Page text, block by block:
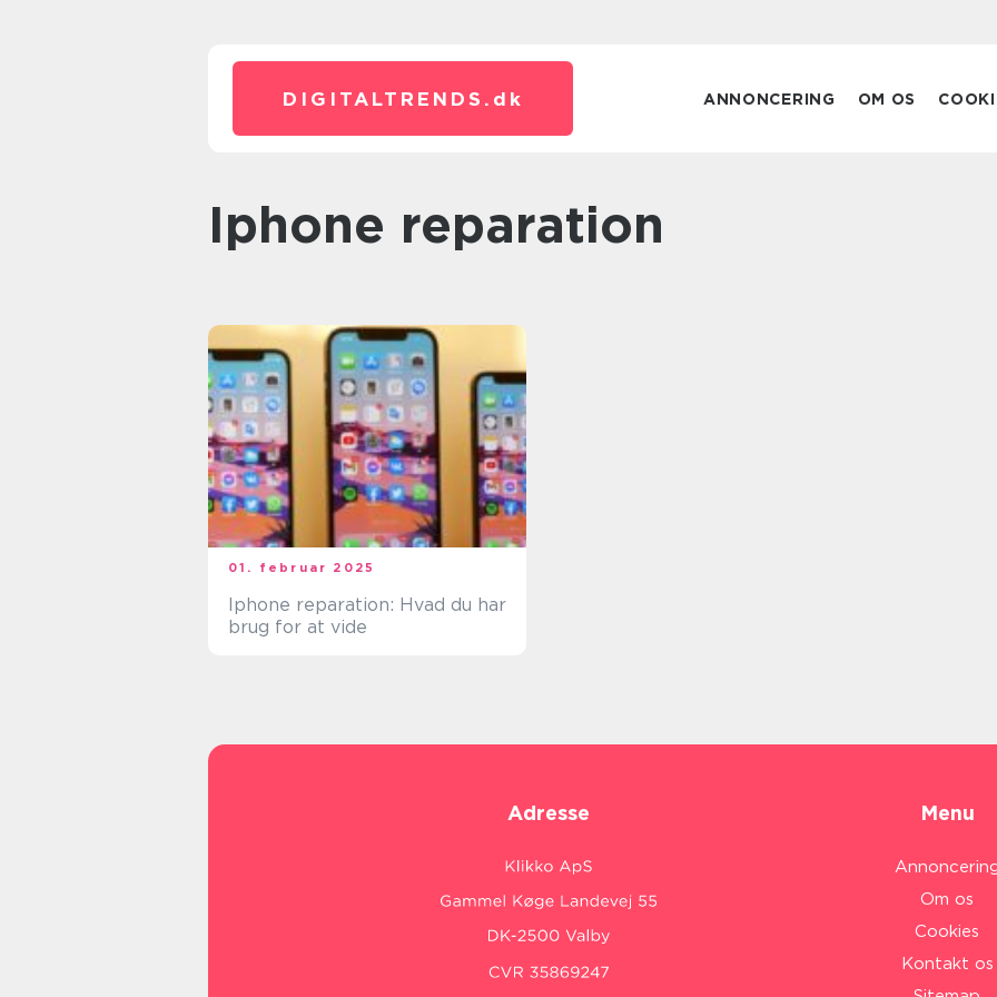
DIGITALTRENDS. dk ANNONCERING OM OS
iphone reparation
01. februar 2025
Iphone reparation: Hvad du har
brug for at vide
Adresse Menu
Om os
Cookies
Kontakt os